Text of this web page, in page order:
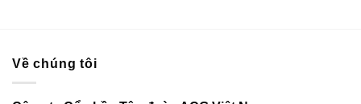
Về chúng tôi